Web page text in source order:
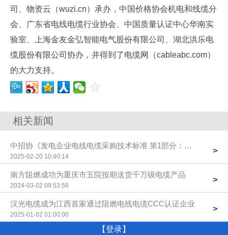
司、物资云（wuzi.cn）承办，中国价格协会机电和线缆分
会、广东省电线电缆行业协会、中国质量认证中心华南实
验室、上海金友金弘智能电气股份有限公司、湖北洪乐电
缆股份有限公司协办，并得到了电缆网（cableabc.com）
的大力支持。
相关新闻
中招协《发电企业电线电缆采购技术标准 第1部分：光伏发电系
2025-02-20 10:40:14
>
南方阻燃成功为重庆市五院按期送货千万级电缆产品
2024-03-02 09:53:58
>
汉光电缆成为江西首家通过阻燃电线电缆CCC认证企业
2025-01-02 01:00:00
>
【登录】